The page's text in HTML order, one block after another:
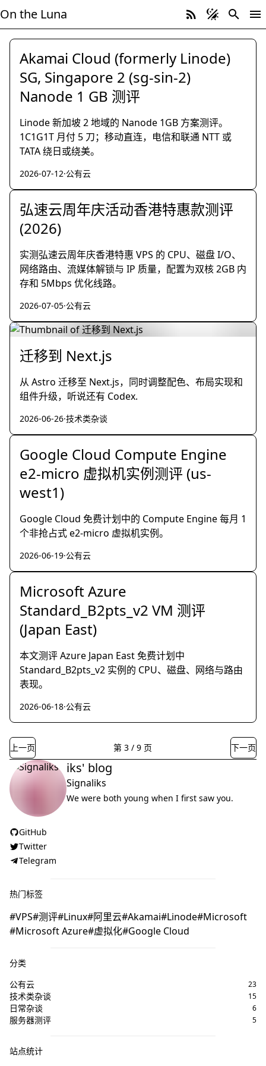
On the Luna
最新文章
Akamai Cloud (formerly Linode)
SG, Singapore 2 (sg-sin-2)
Nanode 1 GB 测评
Linode 新加坡 2 地域的 Nanode 1GB 方案测评。
1C1G1T 月付 5 刀；移动直连，电信和联通 NTT 或
TATA 绕日或绕美。
2026-07-12·公有云
弘速云周年庆活动香港特惠款测评
(2026)
实测弘速云周年庆香港特惠 VPS 的 CPU、磁盘 I/O、
网络路由、流媒体解锁与 IP 质量，配置为双核 2GB 内
存和 5Mbps 优化线路。
2026-07-05·公有云
迁移到 Next.js
从 Astro 迁移至 Next.js，同时调整配色、布局实现和
组件升级，听说还有 Codex.
2026-06-26·技术类杂谈
Google Cloud Compute Engine
e2-micro 虚拟机实例测评 (us-
west1)
Google Cloud 免费计划中的 Compute Engine 每月 1
个非抢占式 e2-micro 虚拟机实例。
2026-06-19·公有云
Microsoft Azure
Standard_B2pts_v2 VM 测评
(Japan East)
本文测评 Azure Japan East 免费计划中
Standard_B2pts_v2 实例的 CPU、磁盘、网络与路由
表现。
2026-06-18·公有云
上一页 第3 /9 页 下一页
iks' blog
Signaliks
We were both young when I first saw you.
GitHub
Twitter
Telegram
热门标签
VPS 测评 Linux 阿里云 Akamai Linode Microsoft
Microsoft Azure 虚拟化 Google Cloud
分类
公有云
23
技术类杂谈 15
日常杂谈 6
服务器测评 5
站点统计